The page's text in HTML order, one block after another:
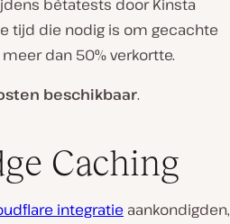
bètatests door Kinsta
tijd die nodig is om gecachte
dan 50% verkortte.
beschikbaar.
Caching
integratie aankondigden,